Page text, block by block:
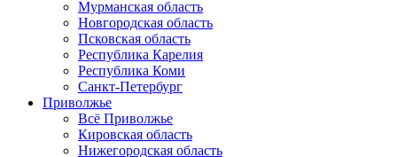
Мурманская область
Новгородская область
Псковская область
Республика Карелия
Республика Коми
Санкт-Петербург
Приволжье
Всё Приволжье
Кировская область
Нижегородская область